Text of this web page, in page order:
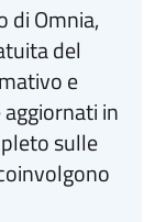
di Omnia,
del
e
in
sulle